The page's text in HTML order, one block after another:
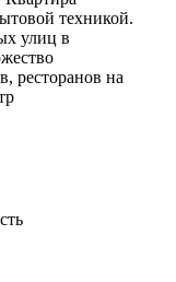
техникой.
улиц в
ресторанов на